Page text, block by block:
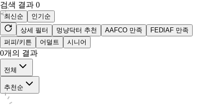
검색 결과 0
최신순
인기순
상세 필터
멍냥닥터 추천 AAFCO 만족
FEDIAF 만족
퍼피/키튼
어덜트 시니어
0개의 결과
전체
추천순